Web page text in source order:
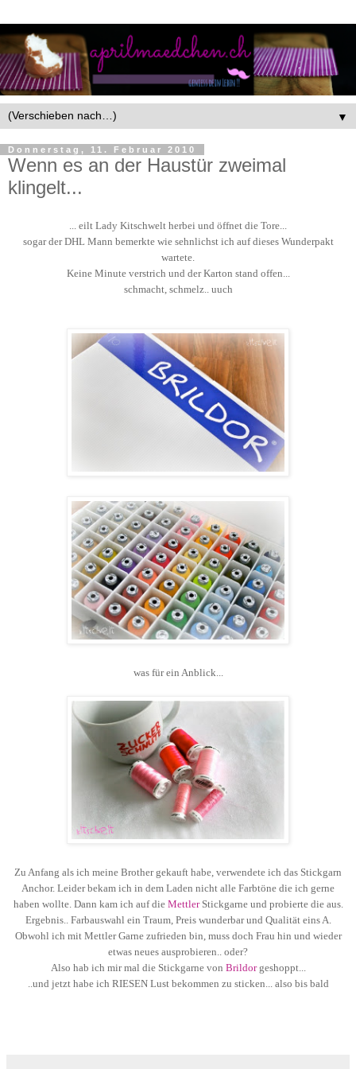
▼
Donnerstag, 11. Februar 2010
Wenn es an der Haustür zweimal
klingelt...
... eilt Lady Kitschwelt herbei und öffnet die Tore...
sogar der DHL Mann bemerkte wie sehnlichst ich auf dieses Wunderpakt
wartete.
Keine Minute verstrich und der Karton stand offen...
schmacht, schmelz.. uuch
was für ein Anblick...
Zu Anfang als ich meine Brother gekauft habe, verwendete ich das Stickgarn
Anchor. Leider bekam ich in dem Laden nicht alle Farbtöne die ich gerne
haben wollte. Dann kam ich auf die Mettler Stickgarne und probierte die aus.
Ergebnis.. Farbauswahl ein Traum, Preis wunderbar und Qualität eins A.
Obwohl ich mit Mettler Garne zufrieden bin, muss doch Frau hin und wieder
etwas neues ausprobieren.. oder?
Also hab ich mir mal die Stickgarne von Brildorgeshoppt...
..und jetzt habe ich RIESEN Lust bekommen zu sticken... also bis bald